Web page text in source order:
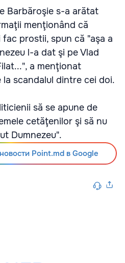
Barbăroşie s-a arătat
menţionând că
prostii, spun că "aşa a
l-a dat şi pe Vlad
a menţionat
la scandalul dintre cei doi.
să se apune de
cetăţenilor şi să nu
Dumnezeu".
Point.md в Google